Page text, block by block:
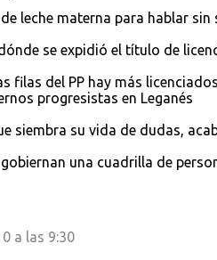
leche materna para hablar sin
se expidió el título de
filas del PP hay más
progresistas en Leganés
siembra su vida de dudas,
una cuadrilla de
a las 9:30